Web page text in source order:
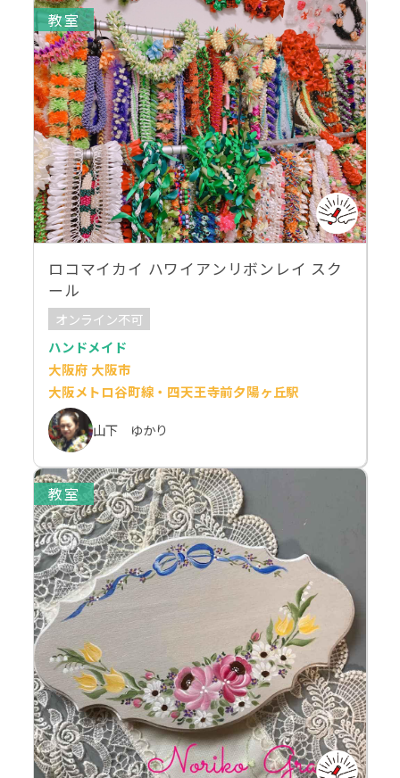
教室
ロコマイカイ ハワイアンリボンレイ スク
ール
オンライン不可
ハンドメイド
大阪府 大阪市
大阪メトロ谷町線・四天王寺前夕陽ヶ丘駅
山下 ゆかり
教室